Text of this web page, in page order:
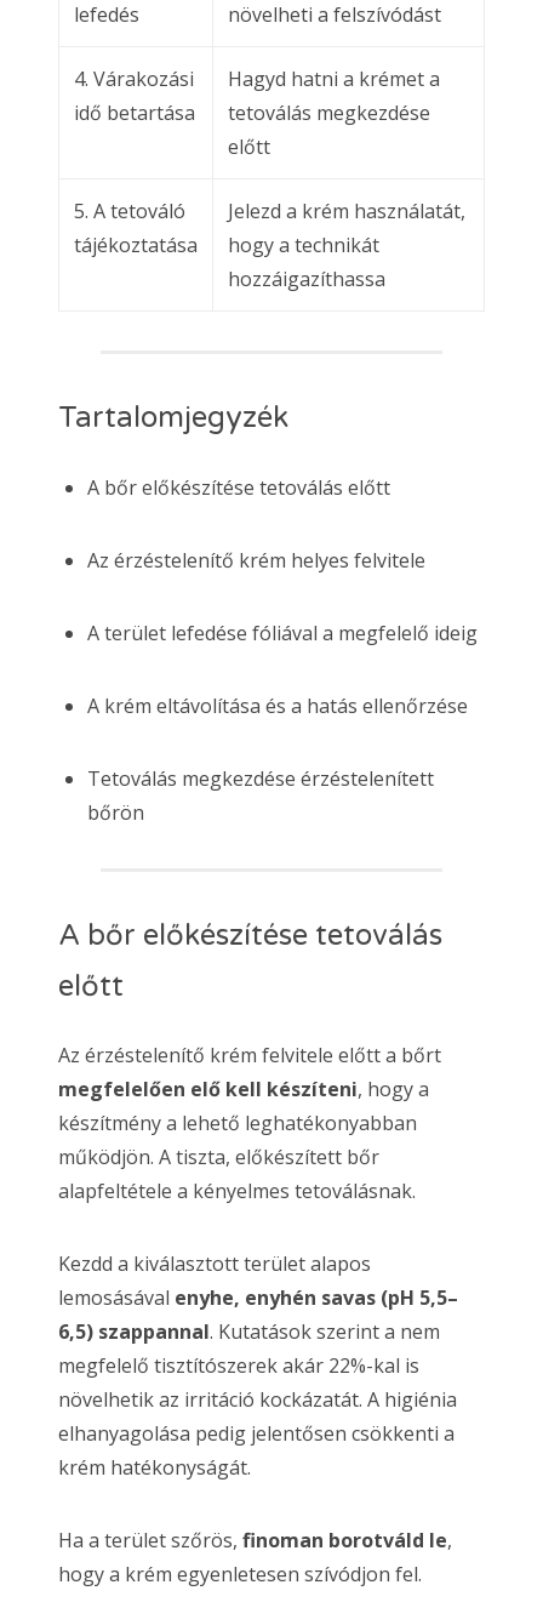
lefedés
növelheti a felszívódást
4. Várakozási
idő betartása
Hagyd hatni a krémet a
tetoválás megkezdése
előtt
5. A tetováló
tájékoztatása
Jelezd a krém használatát,
hogy a technikát
hozzáigazíthassa
Tartalomjegyzék
A bőr előkészítése tetoválás előtt
Az érzéstelenítő krém helyes felvitele
A terület lefedése fóliával a megfelelő ideig
A krém eltávolítása és a hatás ellenőrzése
Tetoválás megkezdése érzéstelenített
bőrön
A bőr előkészítése tetoválás
előtt
Az érzéstelenítő krém felvitele előtt a bőrt
megfelelően elő kell készíteni, hogy a
készítmény a lehető leghatékonyabban
működjön. A tiszta, előkészített bőr
alapfeltétele a kényelmes tetoválásnak.
Kezdd a kiválasztott terület alapos
lemosásával enyhe, enyhén savas (pH 5,5–
6,5) szappannal. Kutatások szerint a nem
megfelelő tisztítószerek akár 22%-kal is
növelhetik az irritáció kockázatát. A higiénia
elhanyagolása pedig jelentősen csökkenti a
krém hatékonyságát.
Ha a terület szőrös, finoman borotváld le,
hogy a krém egyenletesen szívódjon fel.